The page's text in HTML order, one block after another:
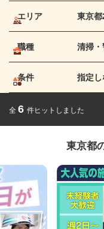
エリア 東京
職種 清掃
条件 指定し
全 6 件ヒットしました
東京都